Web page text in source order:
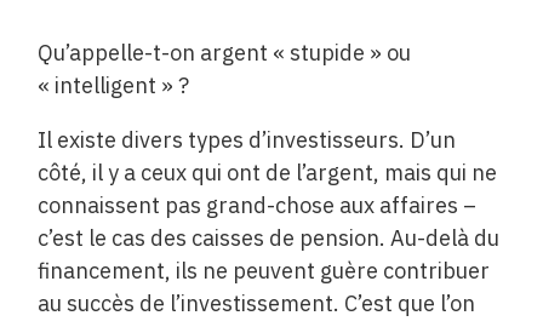
Qu’appelle-t-on argent « stupide » ou
« intelligent » ?
Il existe divers types d’investisseurs. D’un
côté, il y a ceux qui ont de l’argent, mais qui ne
connaissent pas grand-chose aux affaires –
c’est le cas des caisses de pension. Au-delà du
financement, ils ne peuvent guère contribuer
au succès de l’investissement. C’est que l’on